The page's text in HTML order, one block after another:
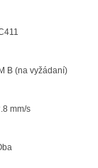
B (na vyžádaní)
mm/s